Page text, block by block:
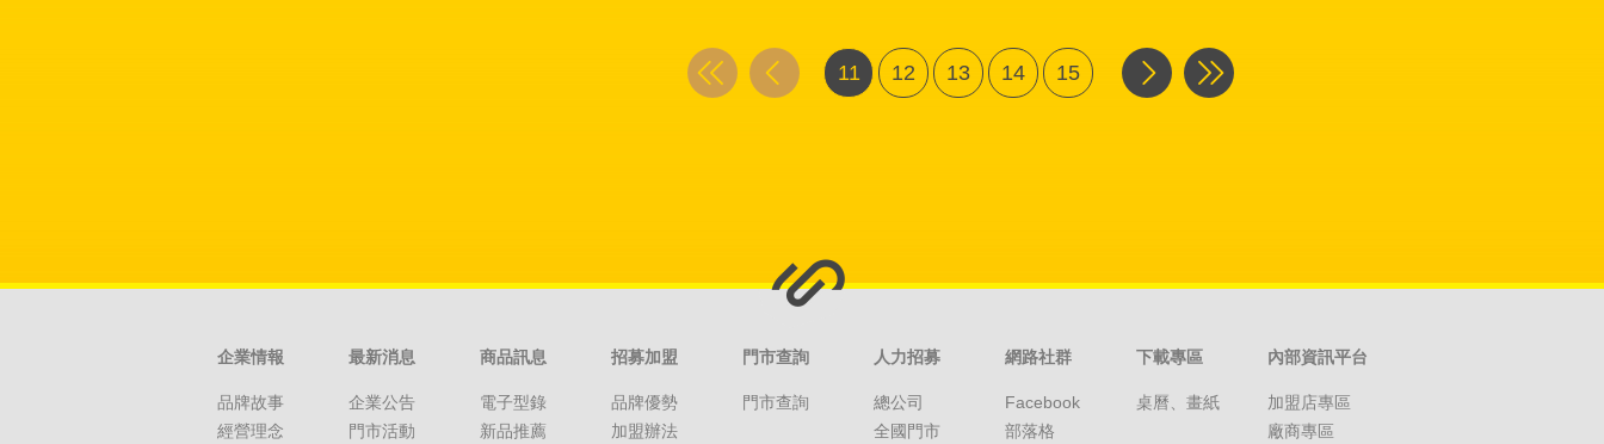
11 12 13 14 15
企業情報
品牌故事
經營理念
最新消息
企業公告
門市活動
商品訊息
電子型錄
新品推薦
招募加盟
品牌優勢
加盟辦法
門市查詢
門市查詢
人力招募
總公司
全國門市
網路社群
Facebook
部落格
下載專區
桌曆、畫紙
內部資訊平台
加盟店專區
廠商專區